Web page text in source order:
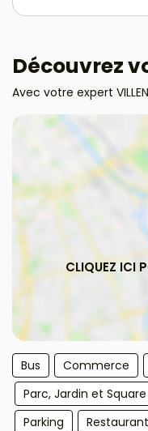
Découvrez
Avec votre expert
Bus Commerce
Parc, Jardin et Square
Parking
Restaurant